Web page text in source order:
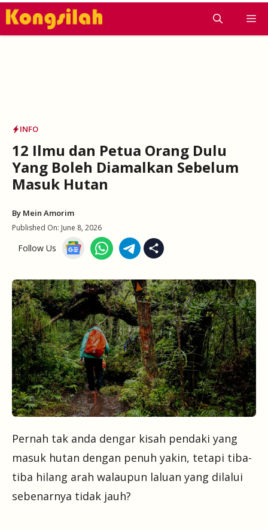
Skip
INFO
12 Ilmu dan Petua Orang Dulu
Yang Boleh Diamalkan Sebelum
Masuk Hutan
By Mein Amorim
Published On: June 8, 2026
Follow Us
Pernah tak anda dengar kisah pendaki yang
masuk hutan dengan penuh yakin, tetapi tiba-
tiba hilang arah walaupun laluan yang dilalui
sebenarnya tidak jauh?